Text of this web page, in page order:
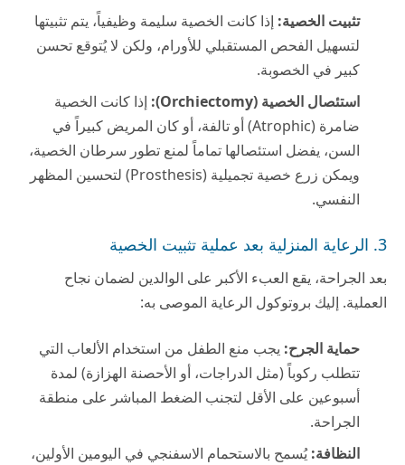
تثبيت الخصية: إذا كانت الخصية سليمة وظيفياً، يتم تثبيتها
لتسهيل الفحص المستقبلي للأورام، ولكن لا يُتوقع تحسن
كبير في الخصوبة.
استئصال الخصية (Orchiectomy):
إذا كانت الخصية
ضامرة (Atrophic) أو تالفة، أو كان المريض كبيراً في
السن، يفضل استئصالها تماماً لمنع تطور سرطان الخصية،
ويمكن زرع خصية تجميلية (Prosthesis) لتحسين المظهر
النفسي.
3. الرعاية المنزلية بعد عملية تثبيت الخصية
بعد الجراحة، يقع العبء الأكبر على الوالدين لضمان نجاح
العملية. إليك بروتوكول الرعاية الموصى به:
حماية الجرح: يجب منع الطفل من استخدام الألعاب التي
تتطلب ركوباً (مثل الدراجات، أو الأحصنة الهزازة) لمدة
أسبوعين على الأقل لتجنب الضغط المباشر على منطقة
الجراحة.
النظافة:يُسمح بالاستحمام الاسفنجي في اليومين الأولين،